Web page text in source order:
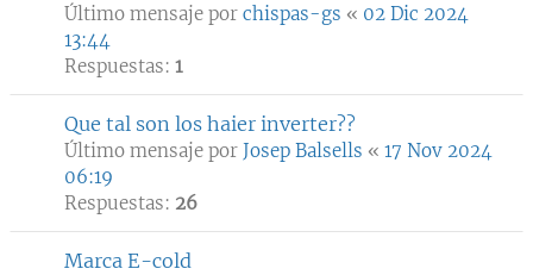
Último mensaje por chispas-gs « 02 Dic 2024
13:44
Respuestas: 1
Que tal son los haier inverter??
Último mensaje por Josep Balsells « 17 Nov 2024
06:19
Respuestas: 26
Marca E-cold